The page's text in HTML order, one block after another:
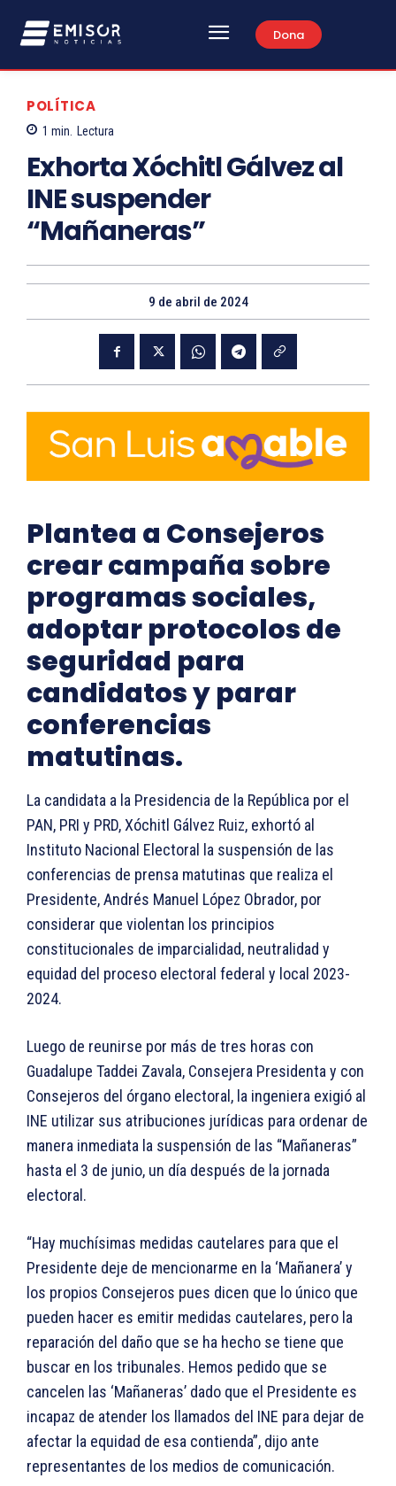
Dona
POLÍTICA
1 min. Lectura
Exhorta Xóchitl Gálvez al
INE suspender
“Mañaneras”
9 de abril de 2024
Plantea a Consejeros
crear campaña sobre
programas sociales,
adoptar protocolos de
seguridad para
candidatos y parar
conferencias
matutinas.
La candidata a la Presidencia de la República por el
PAN, PRI y PRD, Xóchitl Gálvez Ruiz, exhortó al
Instituto Nacional Electoral la suspensión de las
conferencias de prensa matutinas que realiza el
Presidente, Andrés Manuel López Obrador, por
considerar que violentan los principios
constitucionales de imparcialidad, neutralidad y
equidad del proceso electoral federal y local 2023-
2024.
Luego de reunirse por más de tres horas con
Guadalupe Taddei Zavala, Consejera Presidenta y con
Consejeros del órgano electoral, la ingeniera exigió al
INE utilizar sus atribuciones jurídicas para ordenar de
manera inmediata la suspensión de las “Mañaneras”
hasta el 3 de junio, un día después de la jornada
electoral.
“Hay muchísimas medidas cautelares para que el
Presidente deje de mencionarme en la ‘Mañanera’ y
los propios Consejeros pues dicen que lo único que
pueden hacer es emitir medidas cautelares, pero la
reparación del daño que se ha hecho se tiene que
buscar en los tribunales. Hemos pedido que se
cancelen las ‘Mañaneras’ dado que el Presidente es
incapaz de atender los llamados del INE para dejar de
afectar la equidad de esa contienda”, dijo ante
representantes de los medios de comunicación.